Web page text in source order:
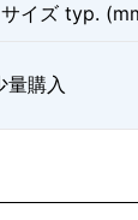
サイズ typ.
量購入